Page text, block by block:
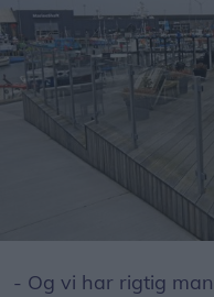
- Og vi har rigtig